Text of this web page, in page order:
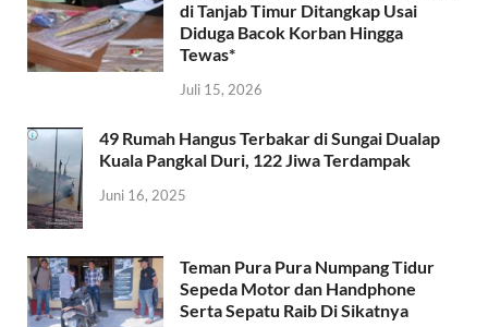
di Tanjab Timur Ditangkap Usai
Diduga Bacok Korban Hingga
Tewas*
Juli 15, 2026
49 Rumah Hangus Terbakar di Sungai Dualap
Kuala Pangkal Duri, 122 Jiwa Terdampak
Juni 16, 2025
Teman Pura Pura Numpang Tidur
Sepeda Motor dan Handphone
Serta Sepatu Raib Di Sikatnya